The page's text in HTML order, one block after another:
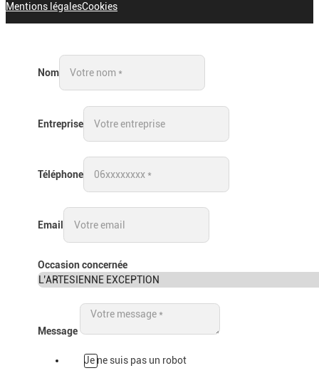
Mentions légalesCookies
Nom
Entreprise
Téléphone
Email
Occasion concernée
L’ARTESIENNE EXCEPTION
Message
Je ne suis pas un robot